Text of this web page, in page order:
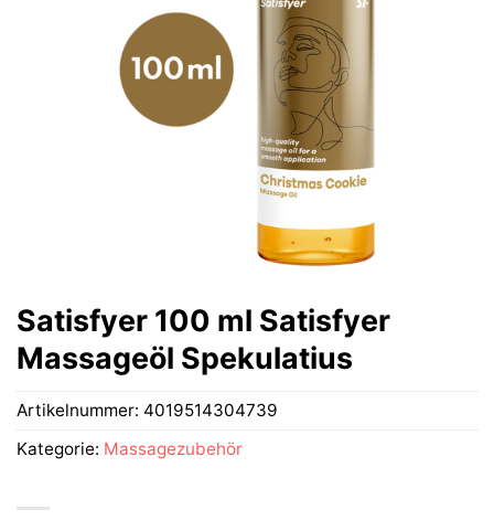
Satisfyer 100 ml Satisfyer
Massageöl Spekulatius
Artikelnummer: 4019514304739
Kategorie: Massagezubehör